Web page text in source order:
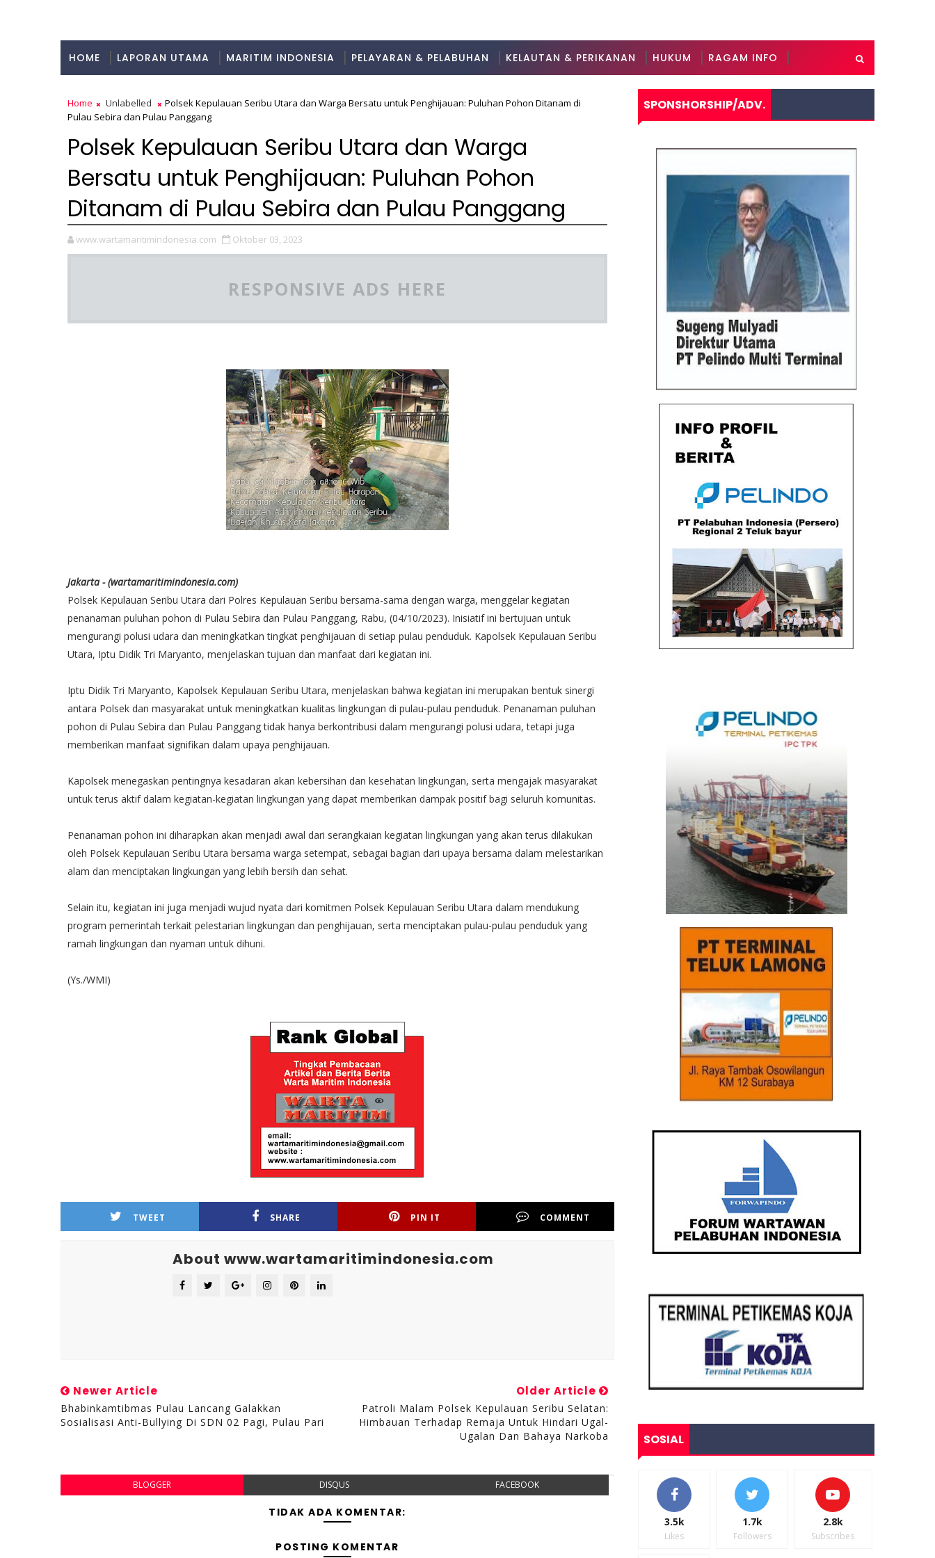
HOME LAPORAN UTAMA MARITIM INDONESIA PELAYARAN & PELABUHAN KELAUTAN & PERIKANAN HUKUM RAGAM INFO
Home Unlabelled
Polsek Kepulauan Seribu Utara dan Warga Bersatu untuk Penghijauan: Puluhan Pohon Ditanam di
Pulau Sebira dan Pulau Panggang
Polsek Kepulauan Seribu Utara dan Warga
Bersatu untuk Penghijauan: Puluhan Pohon
Ditanam di Pulau Sebira dan Pulau Panggang
www.wartamaritimindonesia.com Oktober 03, 2023
RESPONSIVE ADS HERE
Jakarta - (wartamaritimindonesia.com)
Polsek Kepulauan Seribu Utara dari Polres Kepulauan Seribu bersama-sama dengan warga, menggelar kegiatan
penanaman puluhan pohon di Pulau Sebira dan Pulau Panggang, Rabu, (04/10/2023). Inisiatif ini bertujuan untuk
mengurangi polusi udara dan meningkatkan tingkat penghijauan di setiap pulau penduduk. Kapolsek Kepulauan Seribu
Utara, Iptu Didik Tri Maryanto, menjelaskan tujuan dan manfaat dari kegiatan ini.
Iptu Didik Tri Maryanto, Kapolsek Kepulauan Seribu Utara, menjelaskan bahwa kegiatan ini merupakan bentuk sinergi
antara Polsek dan masyarakat untuk meningkatkan kualitas lingkungan di pulau-pulau penduduk. Penanaman puluhan
pohon di Pulau Sebira dan Pulau Panggang tidak hanya berkontribusi dalam mengurangi polusi udara, tetapi juga
memberikan manfaat signifikan dalam upaya penghijauan.
Kapolsek menegaskan pentingnya kesadaran akan kebersihan dan kesehatan lingkungan, serta mengajak masyarakat
untuk terus aktif dalam kegiatan-kegiatan lingkungan yang dapat memberikan dampak positif bagi seluruh komunitas.
Penanaman pohon ini diharapkan akan menjadi awal dari serangkaian kegiatan lingkungan yang akan terus dilakukan
oleh Polsek Kepulauan Seribu Utara bersama warga setempat, sebagai bagian dari upaya bersama dalam melestarikan
alam dan menciptakan lingkungan yang lebih bersih dan sehat.
Selain itu, kegiatan ini juga menjadi wujud nyata dari komitmen Polsek Kepulauan Seribu Utara dalam mendukung
program pemerintah terkait pelestarian lingkungan dan penghijauan, serta menciptakan pulau-pulau penduduk yang
ramah lingkungan dan nyaman untuk dihuni.
(Ys./WMI)
TWEET SHARE PIN IT COMMENT
About www.wartamaritimindonesia.com
Newer Article
Bhabinkamtibmas Pulau Lancang Galakkan
Sosialisasi Anti-Bullying Di SDN 02 Pagi, Pulau Pari
Older Article
Patroli Malam Polsek Kepulauan Seribu Selatan:
Himbauan Terhadap Remaja Untuk Hindari Ugal-
Ugalan Dan Bahaya Narkoba
BLOGGER DISQUS FACEBOOK
TIDAK ADA KOMENTAR:
POSTING KOMENTAR
SPONSHORSHIP/ADV.
SOSIAL
3.5k
Likes
1.7k
Followers
2.8k
Subscribes